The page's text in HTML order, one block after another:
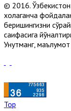
© 2016.
хоҳлаганча
беришингизни
саҳифасига
Унутманг,
Top